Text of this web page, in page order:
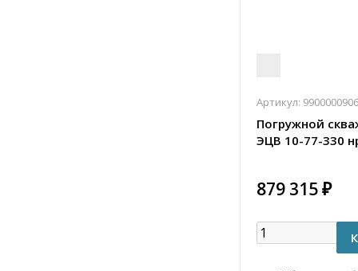
Артикул:
Погружной
ЭЦВ 10-77-330
879 315 ₽